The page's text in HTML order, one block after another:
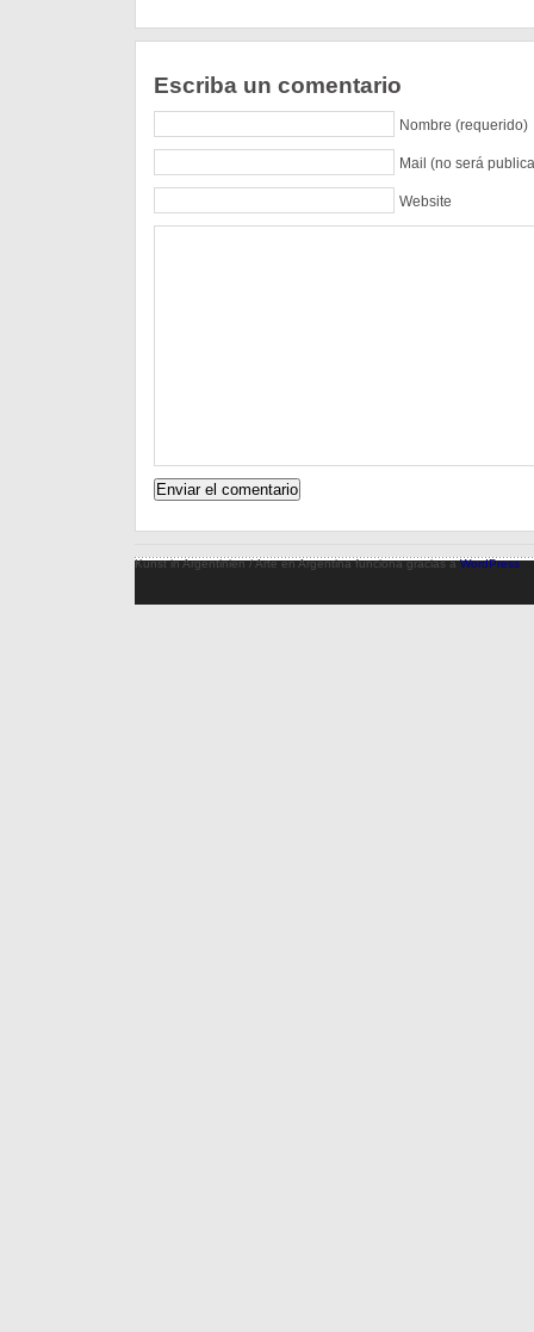
Escriba un comentario
Nombre (requerido)
Mail (no será
Website
Kunst in Argentinien / Arte en Argentina funciona gracias aWordPress